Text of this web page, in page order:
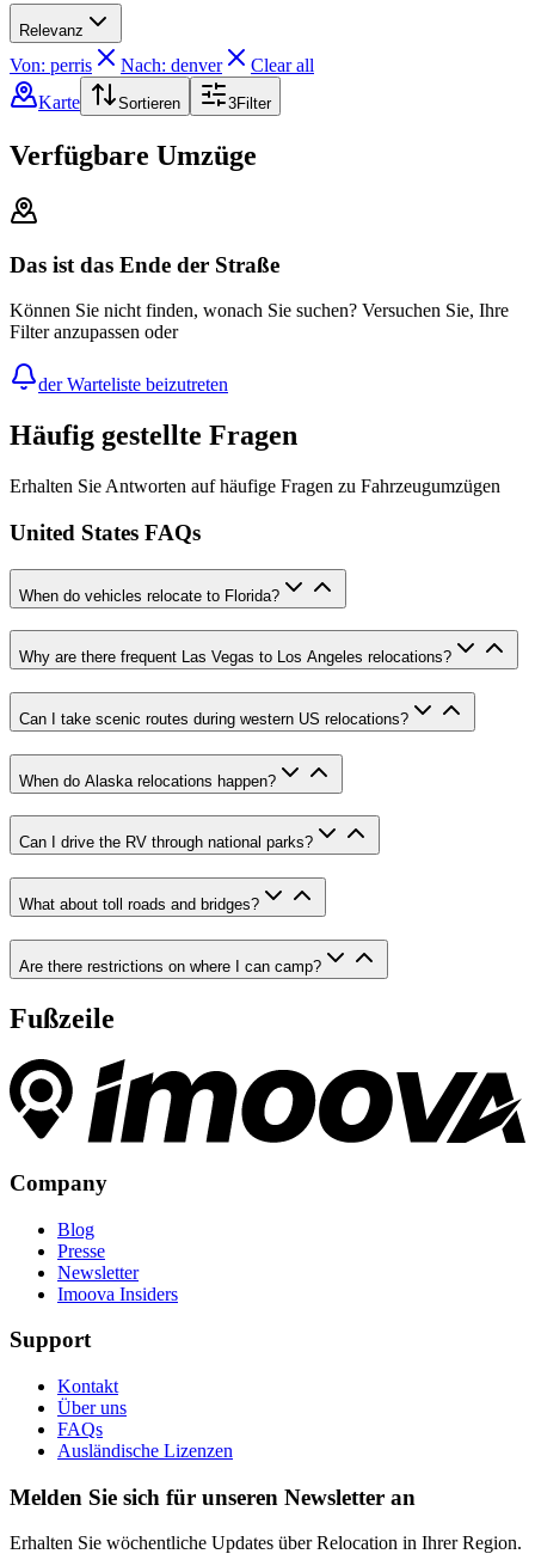
Relevanz
Von: perris Nach: denver
Clear all
Karte
Sortieren 3Filter
Verfügbare Umzüge
Das ist das Ende der Straße
Können Sie nicht finden, wonach Sie suchen? Versuchen Sie, Ihre
Filter anzupassen oder
der Warteliste beizutreten
Häufig gestellte Fragen
Erhalten Sie Antworten auf häufige Fragen zu Fahrzeugumzügen
United States FAQs
When do vehicles relocate to Florida?
Why are there frequent Las Vegas to Los Angeles relocations?
Can I take scenic routes during western US relocations?
When do Alaska relocations happen?
Can I drive the RV through national parks?
What about toll roads and bridges?
Are there restrictions on where I can camp?
Fußzeile
Company
Blog
Presse
Newsletter
Imoova Insiders
Support
Kontakt
Über uns
FAQs
Ausländische Lizenzen
Melden Sie sich für unseren Newsletter an
Erhalten Sie wöchentliche Updates über Relocation in Ihrer Region.